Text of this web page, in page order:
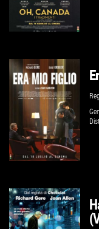
GUARDA IL TRAILER
VAI ALLA SCHEDA
GUARDA IL TRAILER